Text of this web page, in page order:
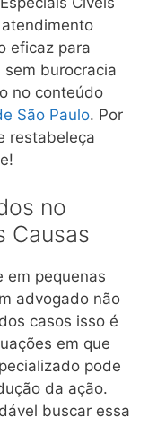
eficaz para
burocracia
no conteúdo
São Paulo. Por
restabeleça
no
Causas
em pequenas
advogado não
casos isso é
em que
pode
da ação.
buscar essa